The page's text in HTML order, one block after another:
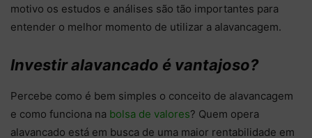
motivo os estudos e análises são tão importantes para
entender o melhor momento de utilizar a alavancagem.
Investir alavancado é vantajoso?
Percebe como é bem simples o conceito de alavancagem
e como funciona na bolsa de valores? Quem opera
alavancado está em busca de uma maior rentabilidade em